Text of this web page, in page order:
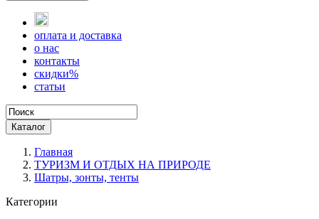
оплата и доставка
о нас
контакты
скидки%
статьи
Каталог
Главная
ТУРИЗМ И ОТДЫХ НА ПРИРОДЕ
Шатры, зонты, тенты
Категории